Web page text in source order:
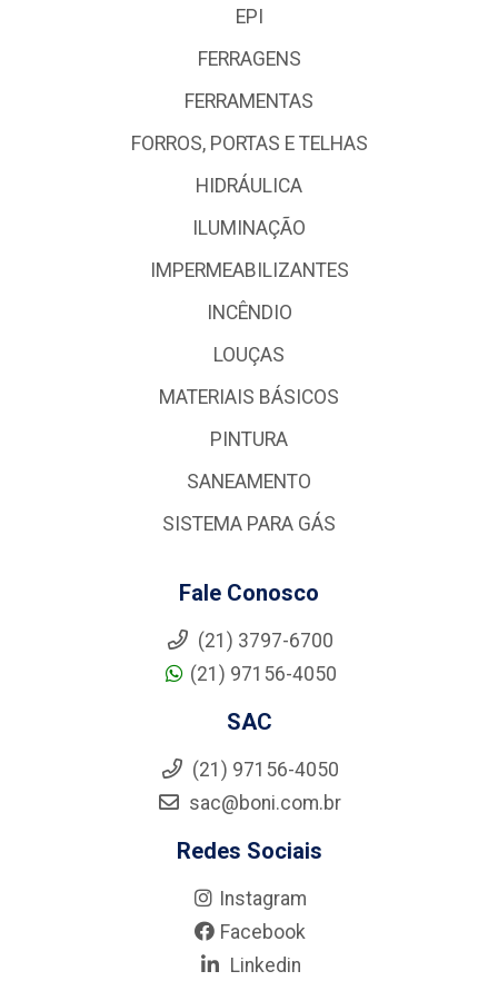
EPI
FERRAGENS
FERRAMENTAS
FORROS, PORTAS E TELHAS
HIDRÁULICA
ILUMINAÇÃO
IMPERMEABILIZANTES
INCÊNDIO
LOUÇAS
MATERIAIS BÁSICOS
PINTURA
SANEAMENTO
SISTEMA PARA GÁS
Fale Conosco
(21) 3797-6700
(21) 97156-4050
SAC
(21) 97156-4050
sac@boni.com.br
Redes Sociais
Instagram
Facebook
Linkedin